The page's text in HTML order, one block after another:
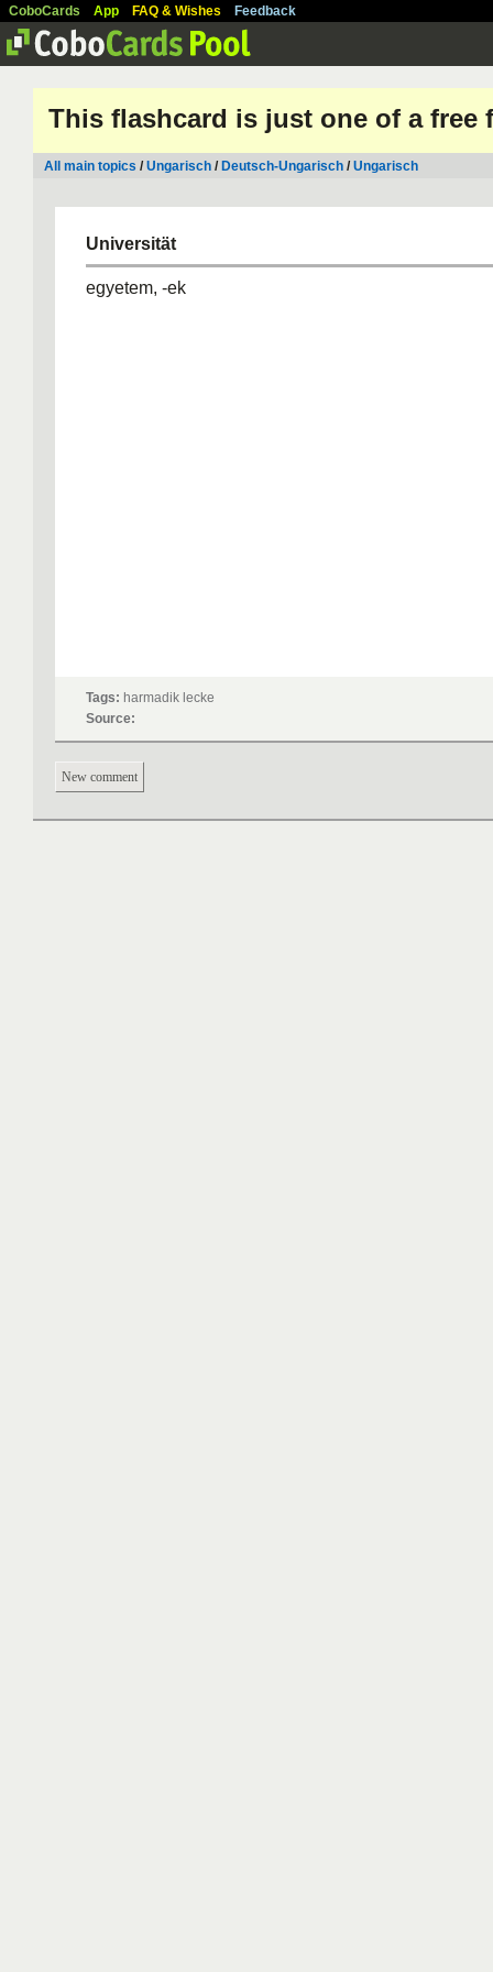
CoboCards App FAQ & Wishes Feedback
This flashcard is just one of a free
All main topics /Ungarisch / Deutsch-Ungarisch /Ungarisch
Universität
egyetem, -ek
Tags: harmadik lecke
Source:
New comment